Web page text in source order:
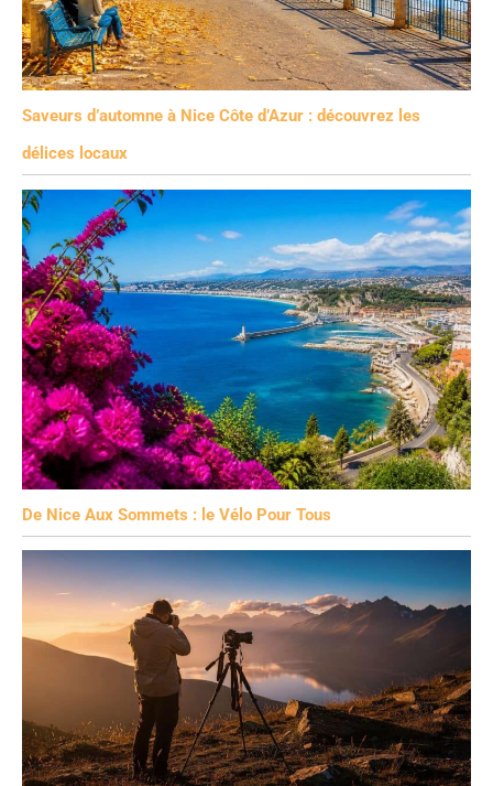
Saveurs d’automne à Nice Côte d’Azur : découvrez les
délices locaux
De Nice Aux Sommets : le Vélo Pour Tous